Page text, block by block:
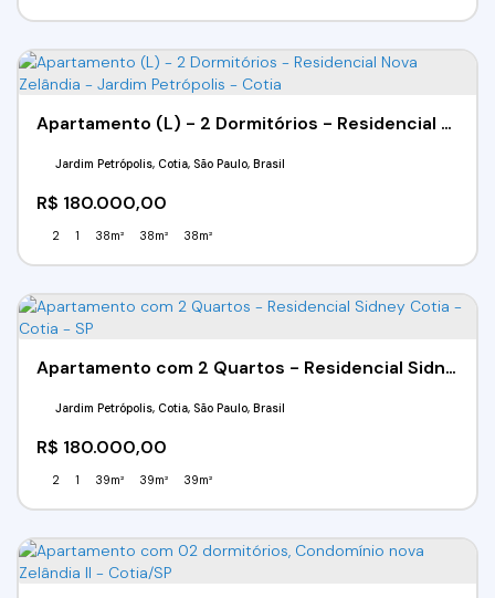
Apartamento (L) - 2 Dormitórios - Residencial Nova Zelândia - Jardim Petrópolis - Cotia
R$ 180.000,00
Jardim Petrópolis, Cotia, São Paulo, Brasil
2 1 38m² 38m² 38m²
Apartamento com 2 Quartos - Residencial Sidney Cotia - Cotia - SP
R$ 180.000,00
Jardim Petrópolis, Cotia, São Paulo, Brasil
2 1 39m² 39m² 39m²